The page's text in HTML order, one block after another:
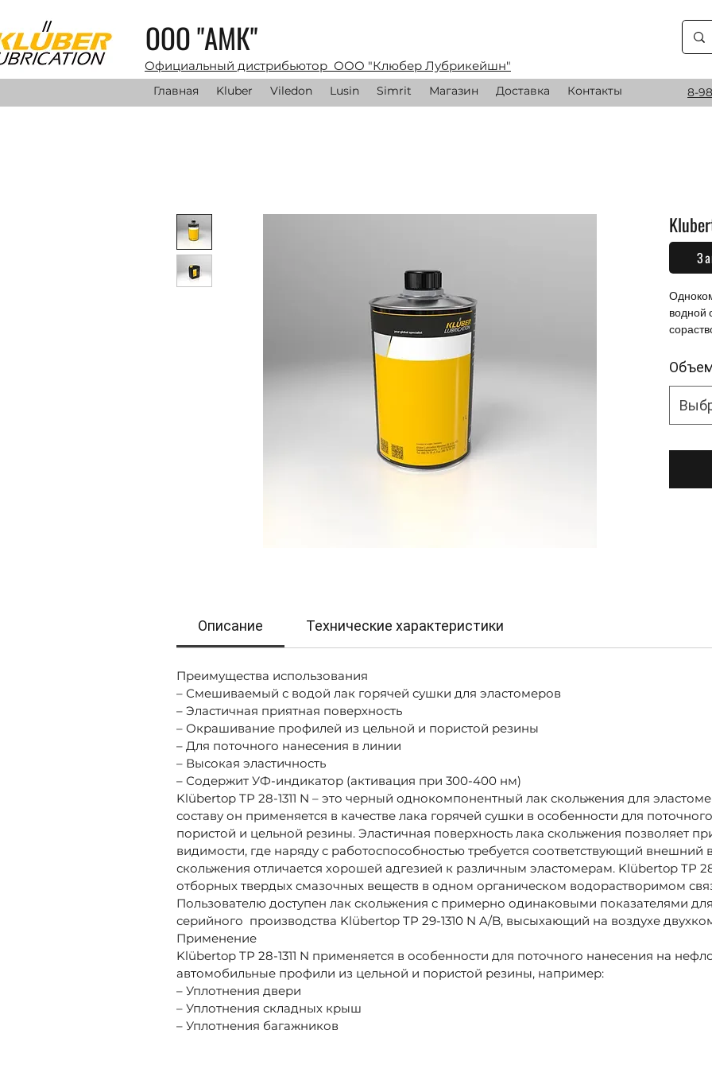
ООО "АМК"
Главная Kluber Viledon Lusin Simrit Магазин Доставка Контакты 8-
Официальный дистрибьютор ООО "Клюбер Лубрикейшн"
0,00 ₽
водной
Описание Технические характеристики
Преимущества использования
– Смешиваемый с водой лак горячей сушки для эластомеров
– Эластичная приятная поверхность
– Окрашивание профилей из цельной и пористой резины
– Для поточного нанесения в линии
– Высокая эластичность
– Содержит УФ-индикатор (активация при 300-400 нм)
Klübertop TP 28-1311 N – это черный однокомпонентный лак скольжения для
составу он применяется в качестве лака горячей сушки в особенности для
пористой и цельной резины. Эластичная поверхность лака скольжения позволяет
видимости, где наряду с работоспособностью требуется соответствующий внешний
скольжения отличается хорошей адгезией к различным эластомерам. Klübertop TP
отборных твердых смазочных веществ в одном органическом водорастворимом
Пользователю доступен лак скольжения с примерно одинаковыми показателями
серийного производства Klübertop TP 29-1310 N A/B, высыхающий на воздухе
Применение
Klübertop TP 28-1311 N применяется в особенности для поточного нанесения на
автомобильные профили из цельной и пористой резины, например:
– Уплотнения двери
– Уплотнения складных крыш
– Уплотнения багажников